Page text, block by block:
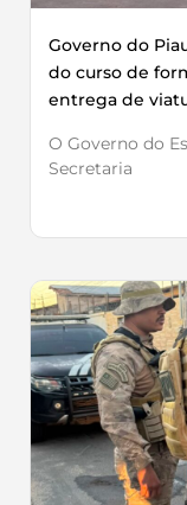
Governo do
do curso de
entrega de
O Governo do
Secretaria